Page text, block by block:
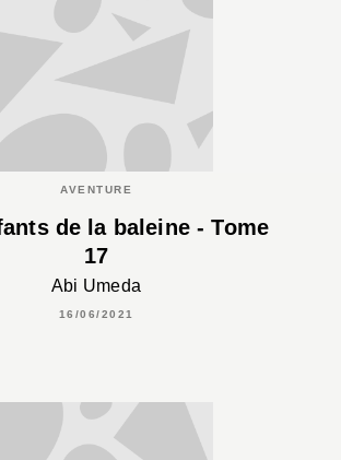
AVENTURE
de la baleine - Tome
17
Abi Umeda
16/06/2021